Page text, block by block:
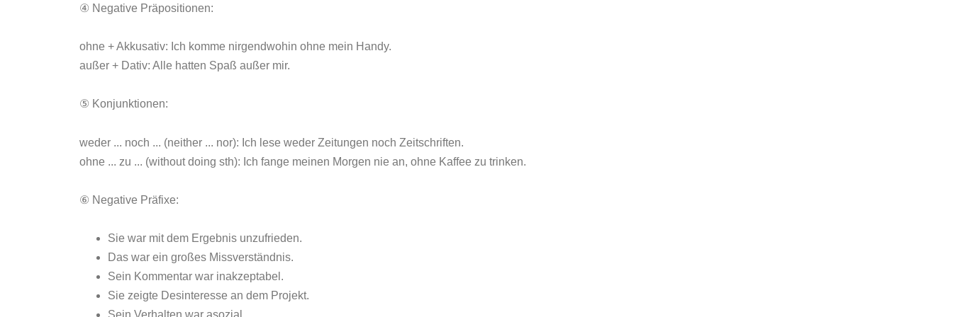
④ Negative Präpositionen:
ohne + Akkusativ: Ich komme nirgendwohin ohne mein Handy.
außer + Dativ: Alle hatten Spaß außer mir.
⑤ Konjunktionen:
weder ... noch ... (neither ... nor): Ich lese weder Zeitungen noch Zeitschriften.
ohne ... zu ... (without doing sth): Ich fange meinen Morgen nie an, ohne Kaffee zu trinken.
⑥ Negative Präfixe:
Sie war mit dem Ergebnis unzufrieden.
Das war ein großes Missverständnis.
Sein Kommentar war inakzeptabel.
Sie zeigte Desinteresse an dem Projekt.
Sein Verhalten war asozial.